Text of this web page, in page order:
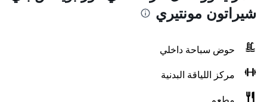
شيراتون مونتيري
حوض سباحة داخلي
مركز اللياقة البدنية